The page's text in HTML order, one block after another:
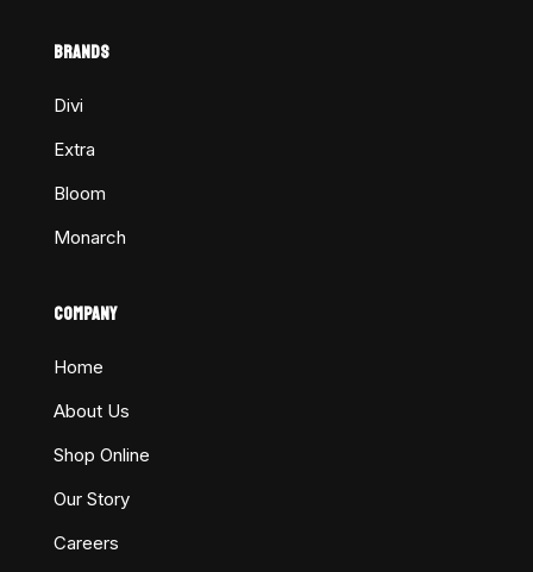
BRANDS
Divi
Extra
Bloom
Monarch
COMPANY
Home
About Us
Shop Online
Our Story
Careers